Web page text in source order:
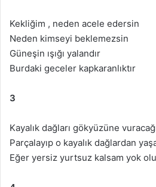
Kekliğim , neden acele edersin
Neden kimseyi beklemezsin
Güneşin ışığı yalandır
Burdaki geceler kapkaranlıktır
3
Kayalık dağları gökyüzüne
Parçalayıp o kayalık dağlardan
Eğer yersiz yurtsuz kalsam yok